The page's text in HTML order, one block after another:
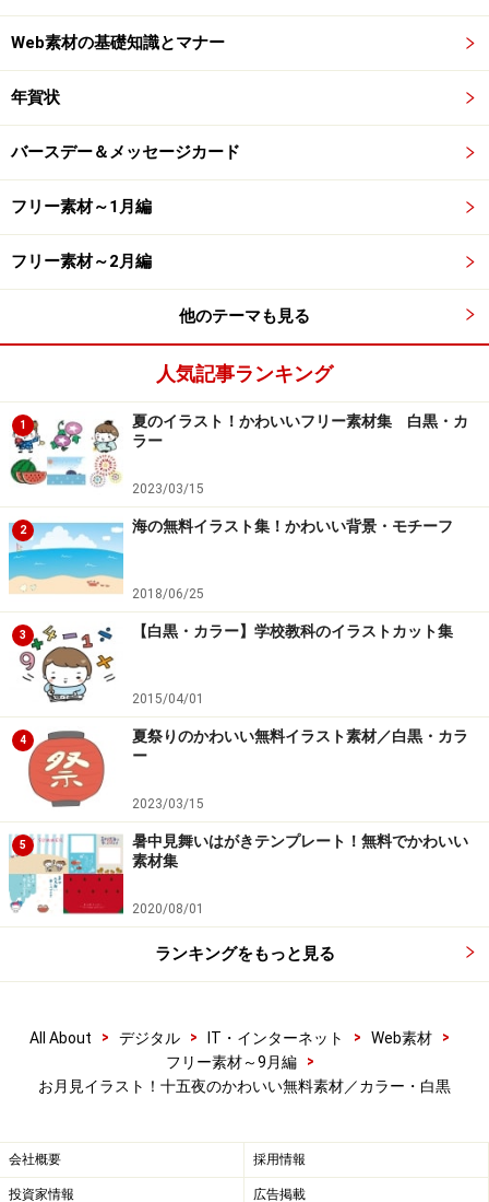
【モノクロ】かわいい餅つきうさぎのお月見イラストです。
【カラー】シルエットの月うさぎのお月見イラストです。
【モノクロ】シルエットの月うさぎのお月見イラストです。
お月見団子のフリーイラスト
【カラー】お月見団子のかわいい無料イラストです。
【モノクロ】お月見団子のかわいい無料イラストです。
【カラー】お月見団子のかわいい無料イラストです。
Web素材の基礎知識とマナー
年賀状
バースデー＆メッセージカード
フリー素材～1月編
フリー素材～2月編
他のテーマも見る
人気記事ランキング
1
夏のイラスト！かわいいフリー素材集 白黒・カ
ラー
2023/03/15
2 海の無料イラスト集！かわいい背景・モチーフ
2018/06/25
3 【白黒・カラー】学校教科のイラストカット集
2015/04/01
4
夏祭りのかわいい無料イラスト素材／白黒・カラ
ー
2023/03/15
5
暑中見舞いはがきテンプレート！無料でかわいい
素材集
2020/08/01
ランキングをもっと見る
All About > デジタル > IT・インターネット > Web素材
>
フリー素材～9月編
>
お月見イラスト！十五夜のかわいい無料素材／カラー・白黒
会社概要 採用情報
投資家情報 広告掲載